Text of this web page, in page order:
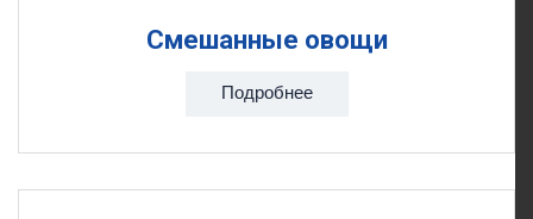
Смешанные овощи
Подробнее